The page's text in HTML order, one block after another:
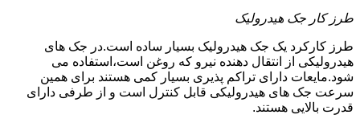
طرز کار جک هیدرولیک
طرز کارکرد یک جک هیدرولیک بسیار ساده است.در جک های
هیدرولیکی از انتقال دهنده نیرو که روغن است،استفاده می
شود.مایعات دارای تراکم پذیری بسیار کمی هستند برای همین
سرعت جک های هیدرولیکی قابل کنترل است و از طرفی دارای
قدرت بالایی هستند.